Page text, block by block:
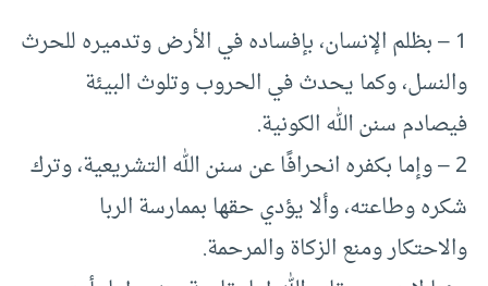
1 – بظلم الإنسان، بإفساده في الأرض وتدميره للحرث
والنسل، وكما يحدث في الحروب وتلوث البيئة
فيصادم سنن الله الكونية.
2 – وإما بكفره انحرافًا عن سنن الله التشريعية، وترك
شكره وطاعته، وألا يؤدي حقها بممارسة الربا
والاحتكار ومنع الزكاة والمرحمة.